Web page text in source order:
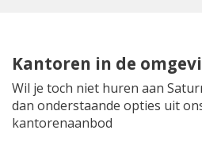
Kantoren in de
Wil je toch niet huren aan
dan onderstaande opties uit
kantorenaanbod